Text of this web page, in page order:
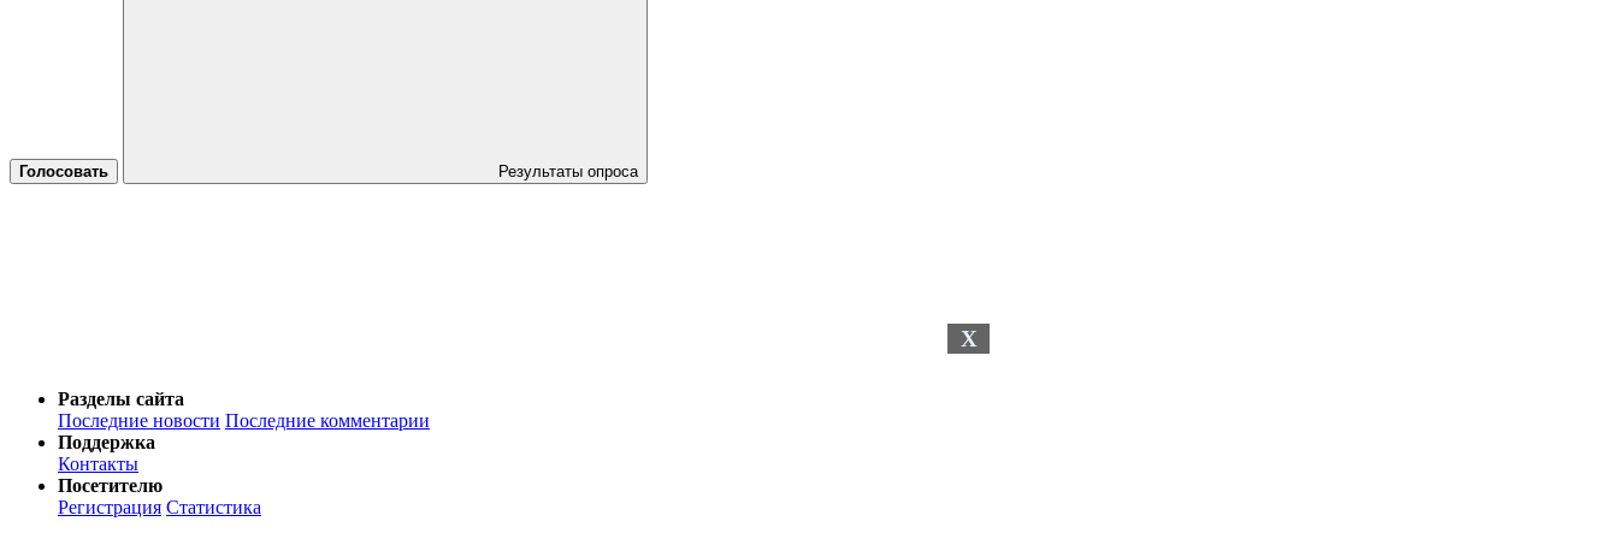
X
Голосовать Результаты опроса
Разделы сайта
Последние новости Последние комментарии
Поддержка
Контакты
Посетителю
Регистрация Статистика